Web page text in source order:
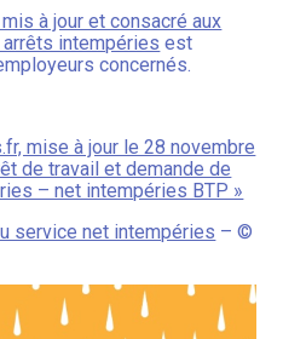
à jour et consacré aux
intempéries est
concernés.
mise à jour le 28 novembre
de travail et demande de
– net intempéries BTP »
service net intempéries – ©